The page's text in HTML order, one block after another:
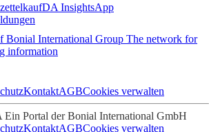
kaufDA InsightsApp
Bonial International Group The network for
information
KontaktAGBCookies verwalten
Portal der Bonial International GmbH
KontaktAGBCookies verwalten